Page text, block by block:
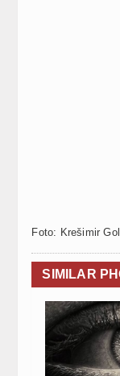
Foto: Krešimir
SIMILAR